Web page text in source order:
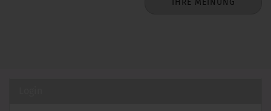
IHRE MEINUNG